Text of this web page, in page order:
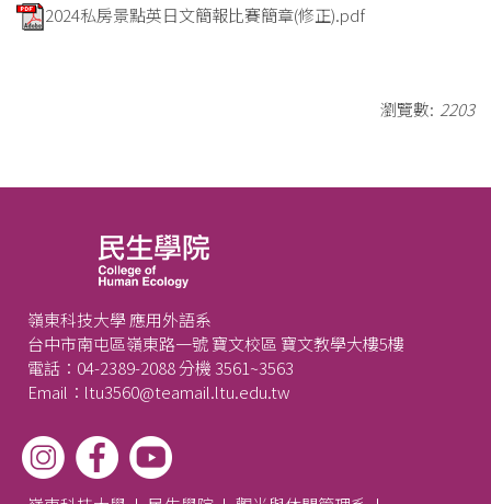
2024私房景點英日文簡報比賽簡章(修正).pdf
瀏覽數: 2203
嶺東科技大學 應用外語系
台中市南屯區嶺東路一號 寶文校區 寶文教學大樓5樓
電話：04-2389-2088 分機 3561~3563
Email：ltu3560@teamail.ltu.edu.tw